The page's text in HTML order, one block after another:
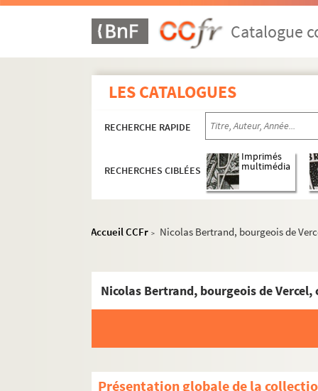
Catalogue
LES CATALOGUES
RECHERCHE RAPIDE
RECHERCHES CIBLÉES
Imprimés
multimédia
Accueil CCFr > Nicolas Bertrand, bourgeois de
Nicolas Bertrand, bourgeois de
Présentation globale de la
Ms 1217 à 1249. Histoire, épigraphie,
Ms 1250 à 1285. Histoire du livre
Ms 1286. Valère Maxime (Valerius
Ms 1287. Abrégés de l'histoire des
Ms 1288. Traités de Hugues de Saint-
Ms 1289. « Rosarum odor vite, cioè
Ms 1290. « Nombre des royaumes,
Ms 1291. Pièces de vers et autres, dont
Ms 1295. Recueil de divers mémoires
Ms 1296. Testaments provenant pour la
Ms 1296-3. Testaments provenant